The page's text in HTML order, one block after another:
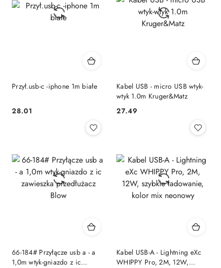
Przył.usb-c -iphone 1m białe
Cena:
28.01
Kabel USB - micro USB wtyk-
wtyk 1.0m Kruger&Matz
Cena:
27.49
66-184# Przyłącze usb a - a
1,0m wtyk-gniazdo z ic
Kabel USB-A - Lightning eXc
WHIPPY Pro, 2M, 12W,